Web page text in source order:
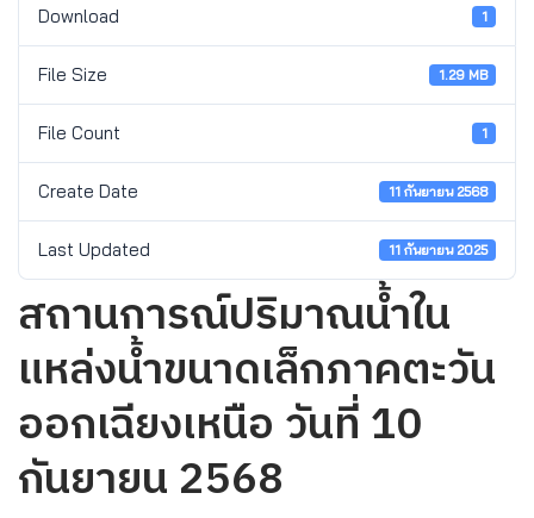
Download 1
File Size 1.29 MB
File Count 1
Create Date 11 กันยายน 2568
Last Updated 11 กันยายน 2025
สถานการณ์ปริมาณน้ำใน
แหล่งน้ำขนาดเล็กภาคตะวัน
ออกเฉียงเหนือ วันที่ 10
กันยายน 2568